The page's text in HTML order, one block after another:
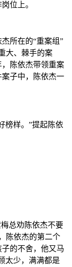
位上。
所在的“重案组”
大、棘手的案
陈依杰带领重案
案子中，陈依杰一
榜样。”提起陈依
总劝陈依杰不要
陈依杰的第二个
的不舍，他又马
太少，满满都是